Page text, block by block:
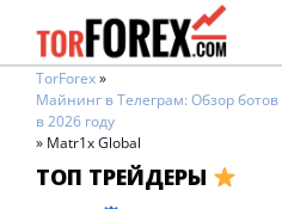
TorForex»
Майнинг в Телеграм: Обзор
в 2026 году
» Matr1x Global
ТОП ТРЕЙДЕРЫ